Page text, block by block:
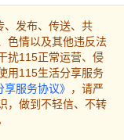
、发布、传送、共
色情以及其他违反法
扰115正常运营、侵
用115生活分享服务
享服务协议》 ，请严
，做到不轻信、不转